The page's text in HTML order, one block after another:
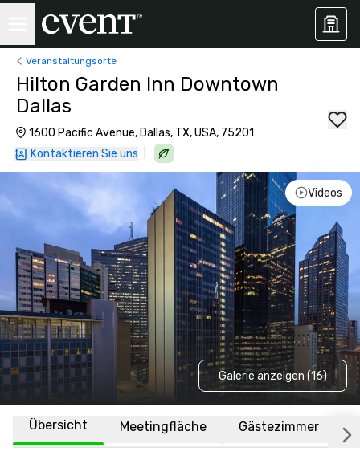
Veranstaltungsorte
Hilton Garden Inn Downtown
Dallas
1600 Pacific Avenue, Dallas, TX, USA, 75201
Kontaktieren Sie uns
Videos
Galerie anzeigen (16)
Übersicht Meetingfläche Gästezimmer